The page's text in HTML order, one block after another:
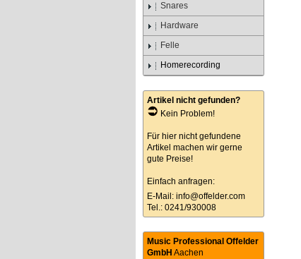
Snares
Hardware
Felle
Homerecording
Artikel nicht gefunden?
Kein Problem!
Für hier nicht gefundene
Artikel machen wir gerne
gute Preise!
Einfach anfragen:
E-Mail: info@offelder.com
Tel.: 0241/930008
Music Professional Offelder
GmbH Aachen